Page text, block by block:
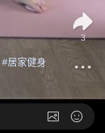
#居家健身
3